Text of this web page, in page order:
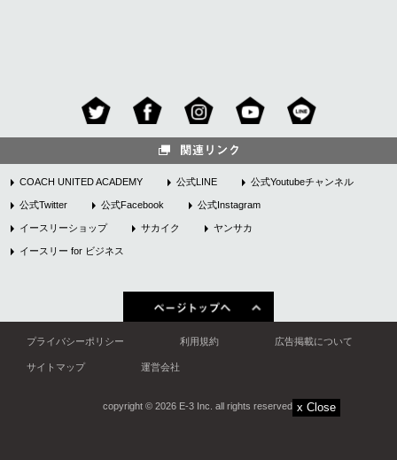
COACH UNITED ACADEMY 公式LINE 公式Youtubeチャンネル
公式Twitter 公式Facebook 公式Instagram
イースリーショップ サカイク ヤンサカ
イースリー for ビジネス
プライバシーポリシー 利用規約 広告掲載について
サイトマップ 運営会社
copyright © 2026 E-3 Inc. all rights reserved.